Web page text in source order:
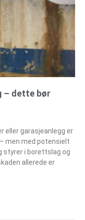
– dette bør
eller garasjeanlegg er
men med potensielt
styrer i borettslag og
allerede er